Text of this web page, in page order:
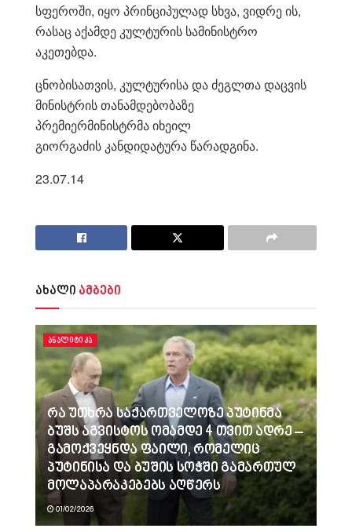
სფეროში, იყო პრინციპულად სხვა, ვიდრე ის,
რასაც აქამდე კულტურის სამინისტრო
აკეთებდა.
ცნობისათვის, კულტურისა და ძეგლთა დაცვის
მინისტრის თანამდებობაზე
პრემიერმინისტრმა იხეილ
გიორგაძის კანდიდატურა წარადგინა.
23.07.14
ახალი ამბები
ᲐᲜᲐᲚᲘᲢᲘᲙᲐ
რა უთხრა საქართველოზე პუტინმა
ბუშს აგვისტოს ომამდე 4 თვით ადრე –
გამოქვეყნდა ფაილი, რომელიც
პუტინისა და ბუშის სოჭში გამართულ
მოლაპარაკებებს აღწერს
01/02/2026